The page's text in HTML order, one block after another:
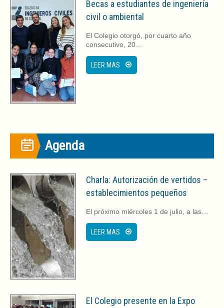
e
n
u
n
a
v
e
n
t
a
n
a
n
u
e
v
a
e
e
n
u
n
v
e
n
t
n
a
n
u
e
v
Becas a estudiantes de ingeniería
civil o ambiental
El Colegio otorgó, por cuarto año
consecutivo, 20…
LEER MAS
Agenda
Charla: Autorización de vertidos –
establecimientos pequeños
El próximo miércoles 1 de julio, a las…
LEER MAS
El Colegio presente en la Expo